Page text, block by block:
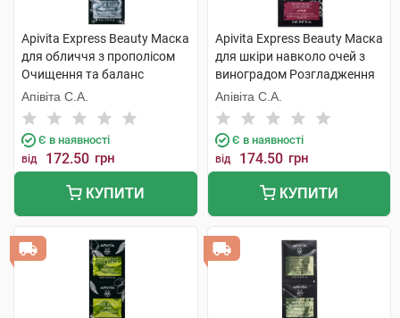
Apivita Express Beauty Маска
для обличчя з прополісом
Очищення та баланс
жирності 2х8 мл 1 шт
Апівіта С.А.
Є в наявності
від 172.50 грн
КУПИТИ
Apivita Express Beauty Маска
для шкіри навколо очей з
виноградом Розгладження
зморшок 2х2 мл 1 шт
Апівіта С.А.
Є в наявності
від 174.50 грн
КУПИТИ